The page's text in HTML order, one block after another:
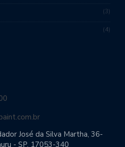
3
4
José da Silva Martha, 36-
- SP, 17053-340